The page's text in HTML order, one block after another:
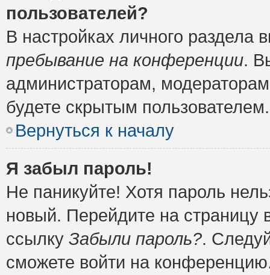
пользователей?
В настройках личного
пребывание на конференции.
администраторам,
будете скрытым пользователем.
Вернуться к началу
Я забыл пароль!
Не паникуйте! Хотя пароль
новый. Перейдите на
ссылку Забыли пароль?.
сможете войти на